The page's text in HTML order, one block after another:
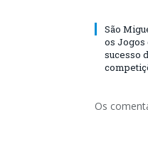
São
os Jogos
sucesso
Os